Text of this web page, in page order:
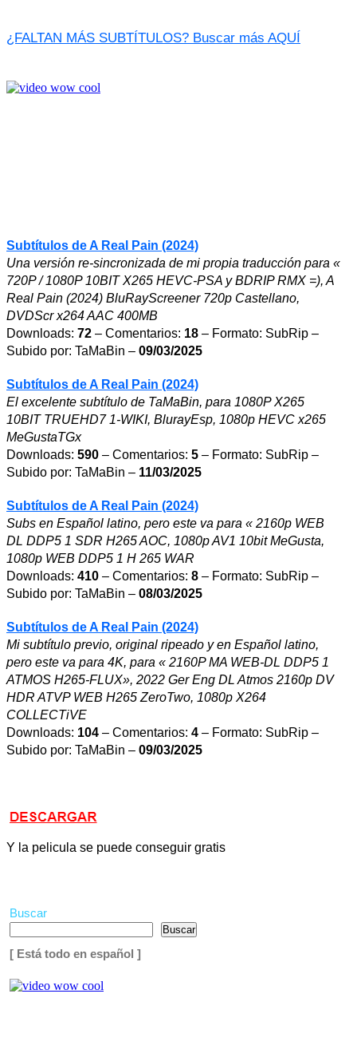
¿FALTAN MÁS SUBTÍTULOS? Buscar más AQUÍ
Subtítulos de A Real Pain (2024)
Una versión re-sincronizada de mi propia traducción para «
720P / 1080P 10BIT X265 HEVC-PSA y BDRIP RMX =), A
Real Pain (2024) BluRayScreener 720p Castellano,
DVDScr x264 AAC 400MB
Downloads: 72 – Comentarios: 18 – Formato: SubRip –
Subido por: TaMaBin – 09/03/2025
Subtítulos de A Real Pain (2024)
El excelente subtítulo de TaMaBin, para 1080P X265
10BIT TRUEHD7 1-WIKI, BlurayEsp, 1080p HEVC x265
MeGustaTGx
Downloads: 590 – Comentarios: 5 – Formato: SubRip –
Subido por: TaMaBin – 11/03/2025
Subtítulos de A Real Pain (2024)
Subs en Español latino, pero este va para « 2160p WEB
DL DDP5 1 SDR H265 AOC, 1080p AV1 10bit MeGusta,
1080p WEB DDP5 1 H 265 WAR
Downloads: 410 – Comentarios: 8 – Formato: SubRip –
Subido por: TaMaBin – 08/03/2025
Subtítulos de A Real Pain (2024)
Mi subtítulo previo, original ripeado y en Español latino,
pero este va para 4K, para « 2160P MA WEB-DL DDP5 1
ATMOS H265-FLUX», 2022 Ger Eng DL Atmos 2160p DV
HDR ATVP WEB H265 ZeroTwo, 1080p X264
COLLECTiVE
Downloads: 104 – Comentarios: 4 – Formato: SubRip –
Subido por: TaMaBin – 09/03/2025
Y la pelicula se puede conseguir gratis
Buscar
Buscar
[ Está todo en español ]